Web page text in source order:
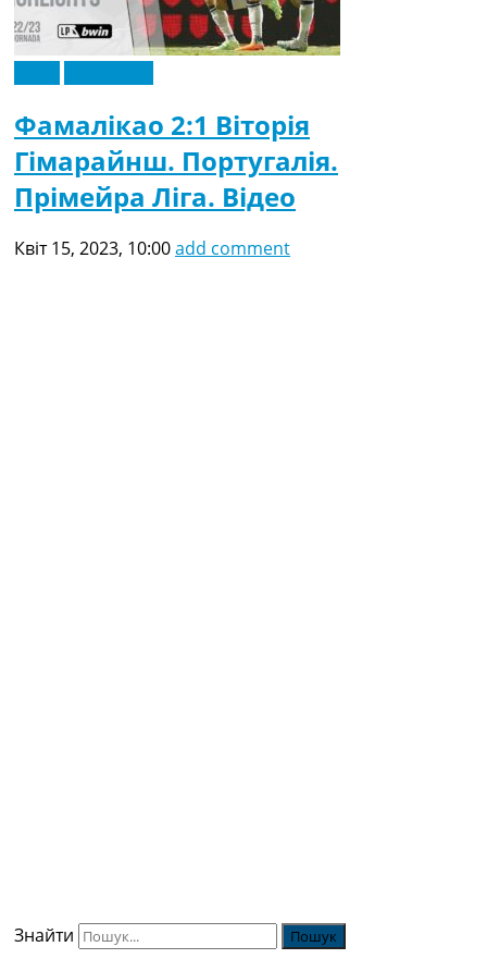
Фамалікао 2:1 Віторія
Гімарайнш. Португалія.
Прімейра Ліга. Відео
Квіт 15, 2023, 10:00add comment
Знайти